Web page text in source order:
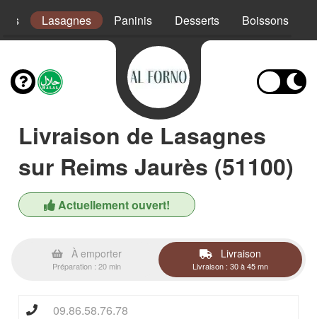
Lasagnes Paninis Desserts Boissons
Livraison de Lasagnes
sur Reims Jaurès (51100)
Actuellement ouvert!
À emporter
Préparation : 20 min
Livraison
Livraison : 30 à 45 mn
09.86.58.76.78